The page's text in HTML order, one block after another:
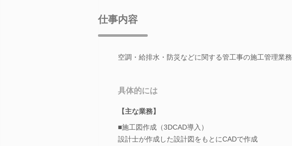
仕事内容
空調・給排水・防災などに関する管工事の施工管理業務
具体的には
【主な業務】
■施工図作成（3DCAD導入）
設計士が作成した設計図をもとにCADで作成